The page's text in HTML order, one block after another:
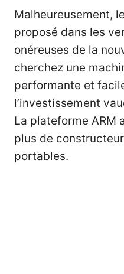
Malheureusement,
proposé dans les
onéreuses de la
cherchez une
performante et
l’investissement
La plateforme ARM
plus de
portables.